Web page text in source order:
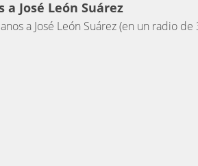
José León Suárez
a José León Suárez (en un radio de